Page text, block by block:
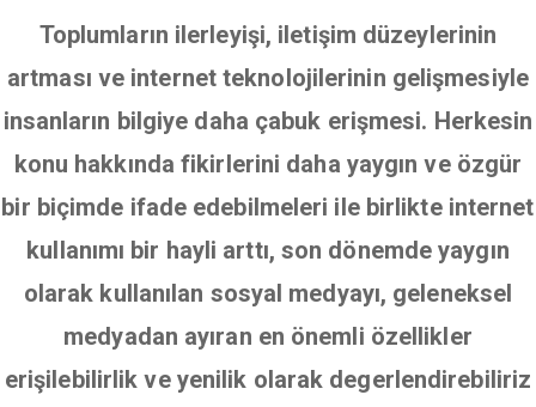
Toplumların ilerleyişi, iletişim düzeylerinin
artması ve internet teknolojilerinin gelişmesiyle
insanların bilgiye daha çabuk erişmesi. Herkesin
konu hakkında fikirlerini daha yaygın ve özgür
bir biçimde ifade edebilmeleri ile birlikte internet
kullanımı bir hayli arttı, son dönemde yaygın
olarak kullanılan sosyal medyayı, geleneksel
medyadan ayıran en önemli özellikler
erişilebilirlik ve yenilik olarak degerlendirebiliriz